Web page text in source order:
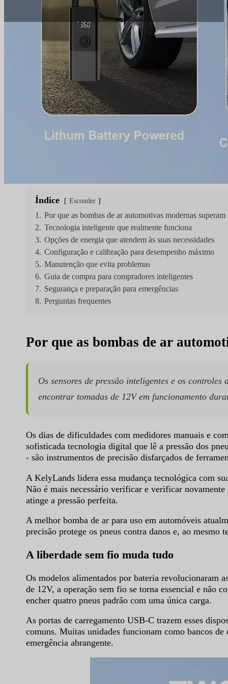
Tempo de leitura: 10 min| Contagem de palavras:
Escolher a melhor bomba de ar para carro em
com precisão de nível profissional,
Índice Esconder
1. Por que as bombas de ar automotivas modernas
2. Tecnologia inteligente que realmente funciona
3. Opções de energia que atendem às suas necessidades
4. Configuração e calibração para desempenho máximo
5. Manutenção que evita problemas
6. Guia de compra para compradores inteligentes
7. Segurança e preparação para emergências
8. Perguntas frequentes
Por que as bombas de ar
Os sensores de pressão inteligentes e os
encontrar tomadas de 12V em funcionamento
Os dias de dificuldades com medidores manuais e
sofisticada tecnologia digital que lê a pressão dos
- são instrumentos de precisão disfarçados de
A KelyLands lidera essa mudança tecnológica com
Não é mais necessário verificar e verificar
atinge a pressão perfeita.
A melhor bomba de ar para uso em automóveis
precisão protege os pneus contra danos e, ao
A liberdade sem fio muda tudo
Os modelos alimentados por bateria revolucionaram
de 12V, a operação sem fio se torna essencial e não
encher quatro pneus padrão com uma única carga.
As portas de carregamento USB-C trazem esses
comuns. Muitas unidades funcionam como bancos
emergência abrangente.